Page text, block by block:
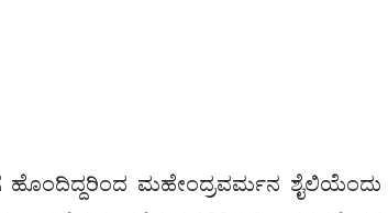
ಮಹೇಂದ್ರವರ್ಮನ